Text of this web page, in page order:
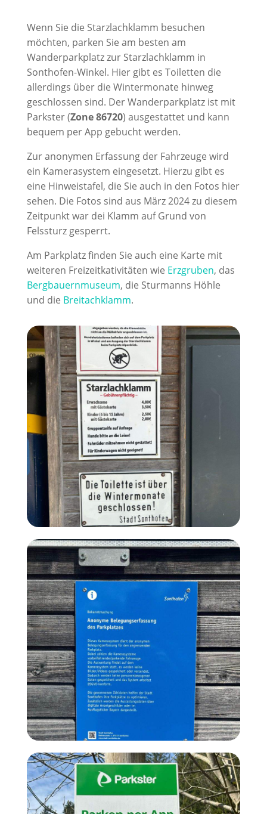
Wenn Sie die Starzlachklamm besuchen
möchten, parken Sie am besten am
Wanderparkplatz zur Starzlachklamm in
Sonthofen-Winkel. Hier gibt es Toiletten die
allerdings über die Wintermonate hinweg
geschlossen sind. Der Wanderparkplatz ist mit
Parkster (Zone 86720) ausgestattet und kann
bequem per App gebucht werden.
Zur anonymen Erfassung der Fahrzeuge wird
ein Kamerasystem eingesetzt. Hierzu gibt es
eine Hinweistafel, die Sie auch in den Fotos hier
sehen. Die Fotos sind aus März 2024 zu diesem
Zeitpunkt war dei Klamm auf Grund von
Felssturz gesperrt.
Am Parkplatz finden Sie auch eine Karte mit
weiteren Freizeitkativitäten wie Erzgruben, das
Bergbauernmuseum, die Sturmanns Höhle
und die Breitachklamm.